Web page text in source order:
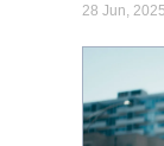
28 Jun,